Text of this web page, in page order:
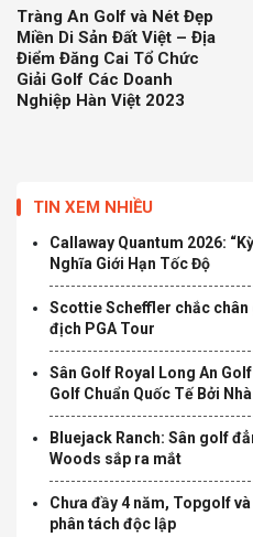
Tràng An Golf và Nét Đẹp
Miền Di Sản Đất Việt – Địa
Điểm Đăng Cai Tổ Chức
Giải Golf Các Doanh
Nghiệp Hàn Việt 2023
TIN XEM NHIỀU
Callaway Quantum 2026:
Nghĩa Giới Hạn Tốc Độ
Scottie Scheffler chắc
địch PGA Tour
Sân Golf Royal Long An
Golf Chuẩn Quốc Tế Bởi
Bluejack Ranch: Sân golf
Woods sắp ra mắt
Chưa đầy 4 năm, Topgolf
phân tách độc lập